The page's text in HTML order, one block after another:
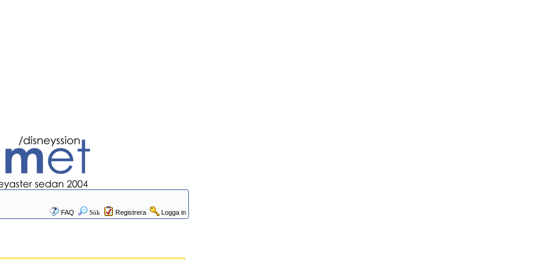
FAQ
Sök Registrera Logga in